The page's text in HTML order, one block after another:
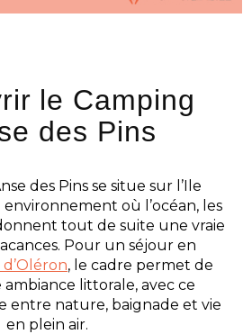
le Camping
des Pins
des Pins se situe sur l’Ile
environnement où l’océan, les
tout de suite une vraie
Pour un séjour en
, le cadre permet de
littorale, avec ce
entre nature, baignade et vie
en plein air.